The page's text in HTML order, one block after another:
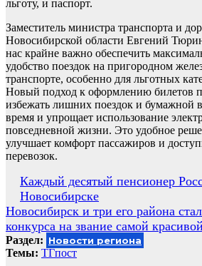
льготу, и паспорт.
Заместитель министра транспорта и
Новосибирской области Евгений
нас крайне важно обеспечить
удобство поездок на пригородном
транспорте, особенно для льготных
Новый подход к оформлению билетов
избежать лишних поездок и бумажной
время и упрощает использование
повседневной жизни. Это удобное
улучшает комфорт пассажиров и
перевозок.
Навигация
по
записям
Каждый десятый пенсионер
Новосибирске
Новосибирск и три его района
конкурса на звание самой
Раздел: Новости региона
Темы: ТГпост